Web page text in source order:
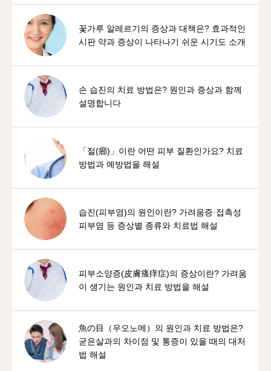
꽃가루 알레르기의 증상과 대책은? 효과적인
시판 약과 증상이 나타나기 쉬운 시기도 소개
손 습진의 치료 방법은? 원인과 증상과 함께
설명합니다
「절(癤)」이란 어떤 피부 질환인가요? 치료
방법과 예방법을 해설
습진(피부염)의 원인이란? 가려움증·접촉성
피부염 등 증상별 종류와 치료법 해설
피부소양증(皮膚瘙痒症)의 증상이란? 가려움
이 생기는 원인과 치료 방법을 해설
魚の目（우오노메）의 원인과 치료 방법은?
굳은살과의 차이점 및 통증이 있을 때의 대처
법 해설